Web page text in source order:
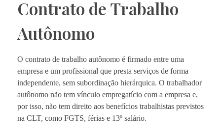
Contrato de Trabalho
Autônomo
O contrato de trabalho autônomo é firmado entre uma
empresa e um profissional que presta serviços de forma
independente, sem subordinação hierárquica. O trabalhador
autônomo não tem vínculo empregatício com a empresa e,
por isso, não tem direito aos benefícios trabalhistas previstos
na CLT, como FGTS, férias e 13º salário.